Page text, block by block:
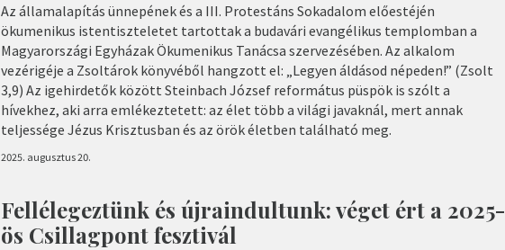
Az államalapítás ünnepének és a III. Protestáns Sokadalom előestéjén
ökumenikus istentiszteletet tartottak a budavári evangélikus templomban a
Magyarországi Egyházak Ökumenikus Tanácsa szervezésében. Az alkalom
vezérigéje a Zsoltárok könyvéből hangzott el: „Legyen áldásod népeden!” (Zsolt
3,9) Az igehirdetők között Steinbach József református püspök is szólt a
hívekhez, aki arra emlékeztetett: az élet több a világi javaknál, mert annak
teljessége Jézus Krisztusban és az örök életben található meg.
2025. augusztus 20.
Fellélegeztünk és újraindultunk: véget ért a 2025-
ös Csillagpont fesztivál